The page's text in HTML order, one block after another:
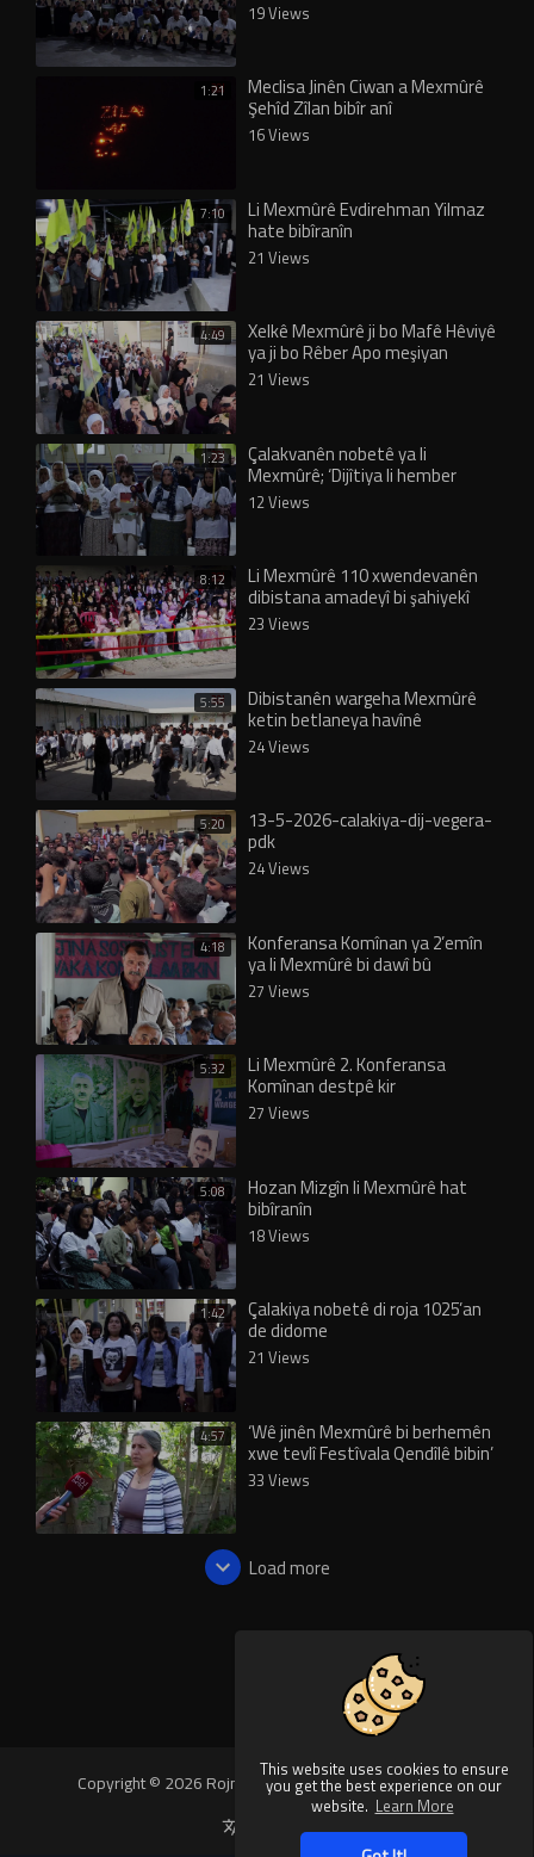
This website uses cookies to ensure
you get the best experience on our
website. Learn More
19 Views
1:21 Meclisa Jinên Ciwan a Mexmûrê
Şehîd Zîlan bibîr anî
16 Views
7:10 Li Mexmûrê Evdirehman Yilmaz
hate bibîranîn
21 Views
4:49 Xelkê Mexmûrê ji bo Mafê Hêviyê
ya ji bo Rêber Apo meşiyan
21 Views
1:23 Çalakvanên nobetê ya li
Mexmûrê; ‘Dijîtiya li hember
Rêber Apo nayê qebûlkirin’
12 Views
8:12 Li Mexmûrê 110 xwendevanên
dibistana amadeyî bi şahiyekî
derçûn
23 Views
5:55 Dibistanên wargeha Mexmûrê
ketin betlaneya havînê
24 Views
5:20 13-5-2026-calakiya-dij-vegera-
pdk
24 Views
4:18 Konferansa Komînan ya 2’emîn
ya li Mexmûrê bi dawî bû
27 Views
5:32 Li Mexmûrê 2. Konferansa
Komînan destpê kir
27 Views
5:08 Hozan Mizgîn li Mexmûrê hat
bibîranîn
18 Views
1:42 Çalakiya nobetê di roja 1025’an
de didome
21 Views
4:57 ‘Wê jinên Mexmûrê bi berhemên
xwe tevlî Festîvala Qendîlê bibin’
33 Views
Load more
Copyright © 2026 Rojnews Video. All rights reserved.
Language